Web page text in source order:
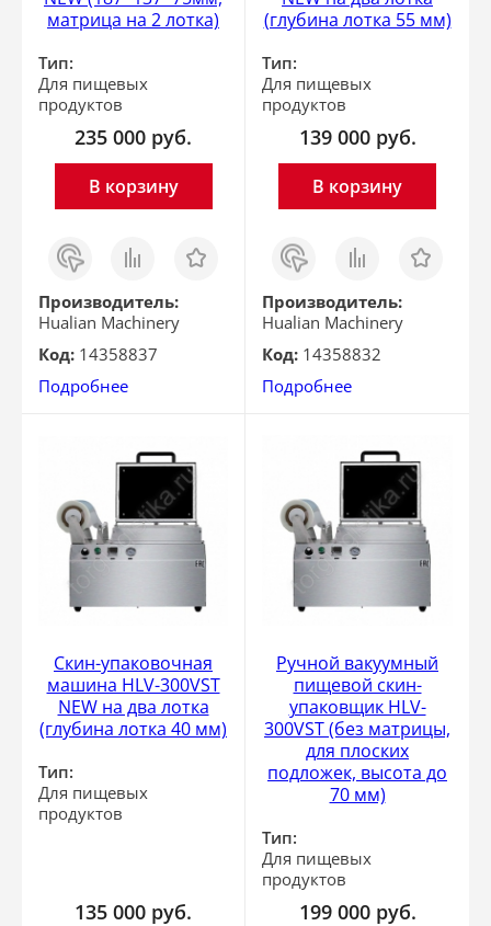
матрица на 2 лотка)
Тип:
Для пищевых
продуктов
235 000 руб.
В корзину
Заказ
в 1
клик
Сравнить Отложить
Производитель:
Hualian Machinery
Код: 14358837
Подробнее
(глубина лотка 55 мм)
Тип:
Для пищевых
продуктов
139 000 руб.
В корзину
Заказ
в 1
клик
Сравнить Отложить
Производитель:
Hualian Machinery
Код: 14358832
Подробнее
Скин-упаковочная
машина HLV-300VST
NEW на два лотка
(глубина лотка 40 мм)
Тип:
Для пищевых
продуктов
135 000 руб.
Ручной вакуумный
пищевой скин-
упаковщик HLV-
300VST (без матрицы,
для плоских
подложек, высота до
70 мм)
Тип:
Для пищевых
продуктов
199 000 руб.